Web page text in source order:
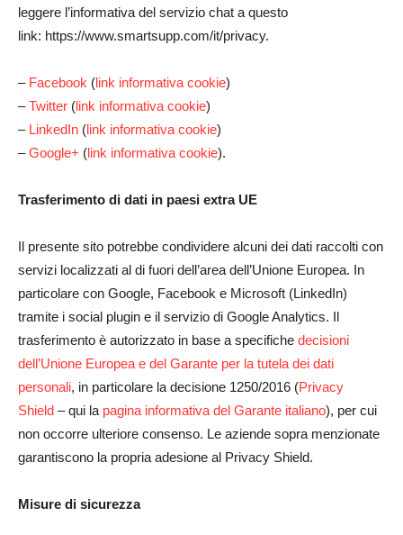
leggere l’informativa del servizio chat a questo
link: https://www.smartsupp.com/it/privacy.
– Facebook (link informativa cookie)
–Twitter (link informativa cookie)
– LinkedIn (link informativa cookie)
–Google+ (link informativa cookie).
Trasferimento di dati in paesi extra UE
Il presente sito potrebbe condividere alcuni dei dati raccolti con
servizi localizzati al di fuori dell’area dell’Unione Europea. In
particolare con Google, Facebook e Microsoft (LinkedIn)
tramite i social plugin e il servizio di Google Analytics. Il
trasferimento è autorizzato in base a specifiche decisioni
dell’Unione Europea e del Garante per la tutela dei dati
personali, in particolare la decisione 1250/2016 (Privacy
Shield – qui la pagina informativa del Garante italiano), per cui
non occorre ulteriore consenso. Le aziende sopra menzionate
garantiscono la propria adesione al Privacy Shield.
Misure di sicurezza